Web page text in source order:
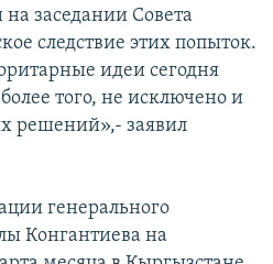
заседании Совета
следствие этих попыток.
идеи сегодня
того, не исключено и
решений»,- заявил
генерального
Конгантиева на